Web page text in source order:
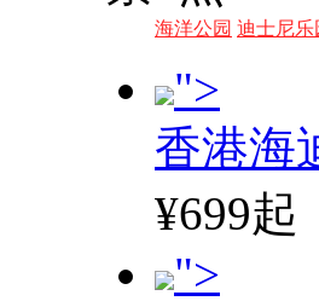
海洋公园 迪士尼乐
">
香港海
¥699起
">